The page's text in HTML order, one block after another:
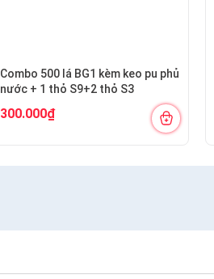
Combo 500 lá BG1 kèm keo pu phủ
nước + 1 thỏ S9+2 thỏ S3
300.000₫